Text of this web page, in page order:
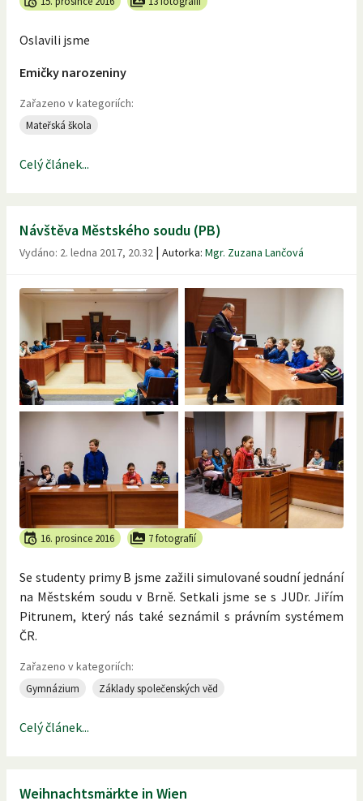
Oslavili jsme
Emičky narozeniny
Zařazeno v kategoriích:
Mateřská škola
Celý článek...
Návštěva Městského soudu (PB)
Vydáno: 2. ledna 2017, 20.32 | Autorka: Mgr. Zuzana Lančová
16. prosince 2016 7 fotografií
Se studenty primy B jsme zažili simulované soudní jednání
na Městském soudu v Brně. Setkali jsme se s JUDr. Jiřím
Pitrunem, který nás také seznámil s právním systémem
ČR.
Zařazeno v kategoriích:
Gymnázium Základy společenských věd
Celý článek...
Weihnachtsmärkte in Wien